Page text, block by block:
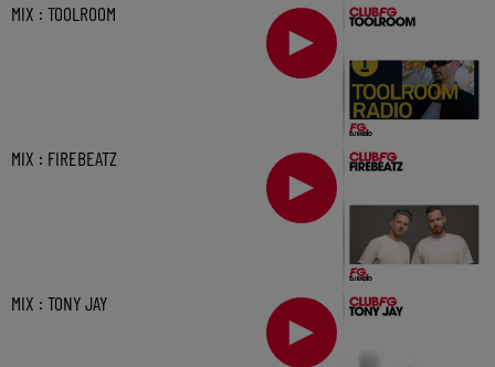
MIX : TOOLROOM
MIX : FIREBEATZ
MIX : TONY JAY